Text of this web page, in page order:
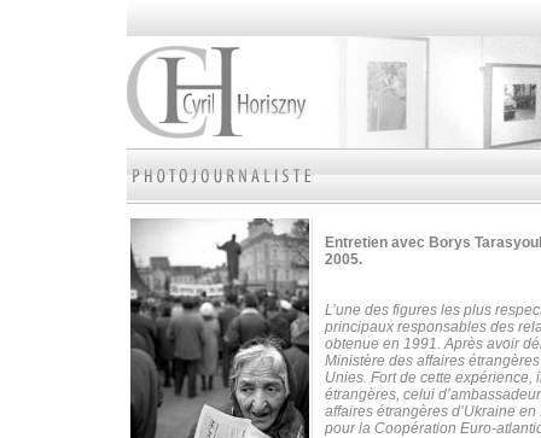
Entretien avec Borys
2005.
L’une des figures les plus
principaux responsables des
obtenue en 1991. Après avoir
Ministère des affaires
Unies. Fort de cette expérience,
étrangères, celui
affaires étrangères d’Ukraine
pour la Coopération Euro-